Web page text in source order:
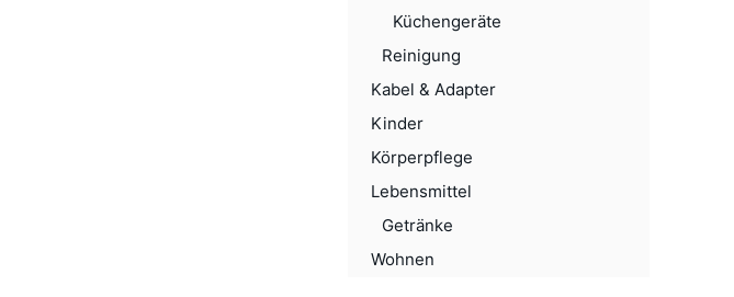
Küchengeräte
Reinigung
Kabel & Adapter
Kinder
Körperpflege
Lebensmittel
Getränke
Wohnen